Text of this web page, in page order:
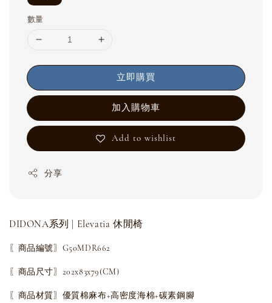
數量
立即購買
加入購物車
Add to wishlist
分享
DIDONA系列 | Elevatia 休閒椅
〖商品編號〗G50MDR662
〖商品尺寸〗202x83x79(CM)
〖商品材質〗優質棉麻布+高密度海棉+碳素鋼腳